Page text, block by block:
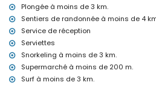
Sites et culture à Denia, Costa Blanca
Château (Portal de la Vila, Denia),
monument (Denia Historique),
Historique) et lieu historique (Denia
kilomètres de l'hébergement)
Musée (Denia Historique) et église
kilomètres de l'hébergement)
Plongée à moins de 3 km.
Sentiers de randonnée à moins de 4
Service de réception
Serviettes
Snorkeling à moins de 3 km.
Supermarché à moins de 200 m.
Surf à moins de 3 km.